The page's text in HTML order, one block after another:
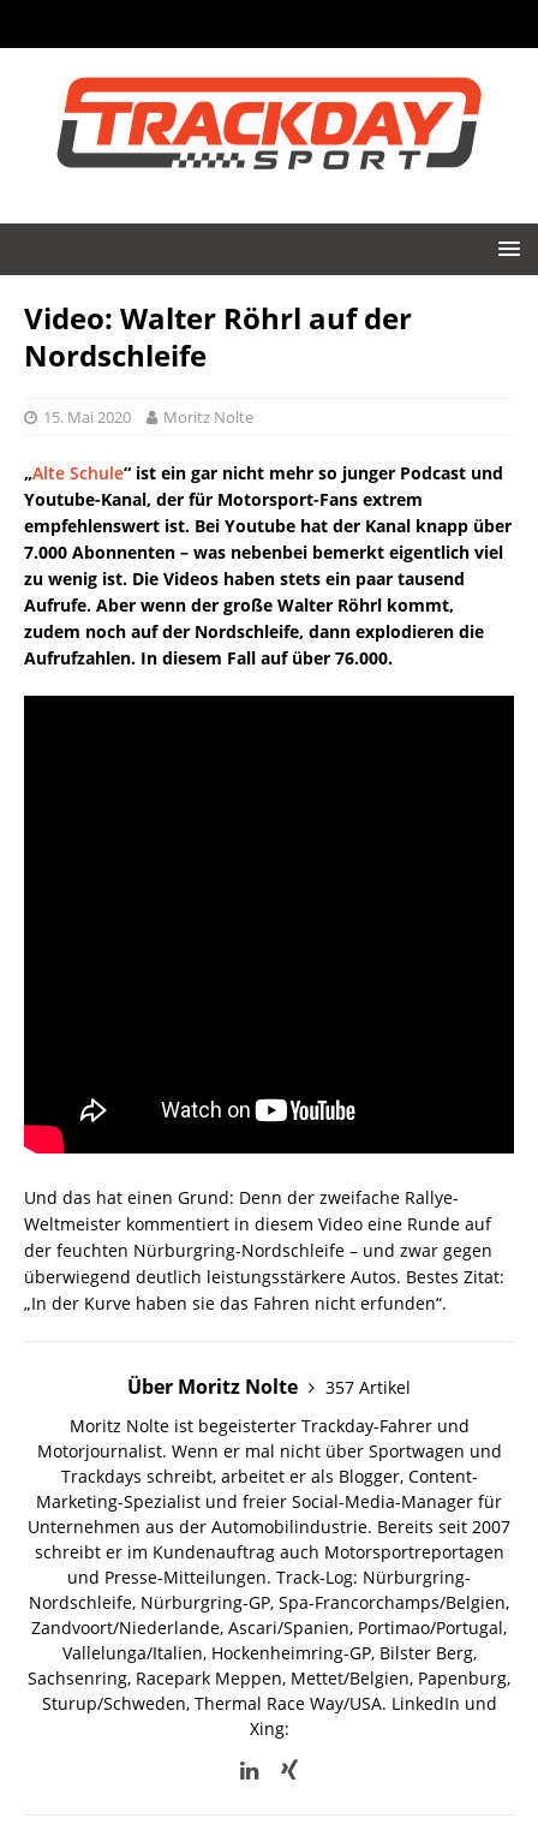
Video: Walter Röhrl auf der
Nordschleife
15. Mai 2020 Moritz Nolte
„Alte Schule“ ist ein gar nicht mehr so junger Podcast und
Youtube-Kanal, der für Motorsport-Fans extrem
empfehlenswert ist. Bei Youtube hat der Kanal knapp über
7.000 Abonnenten – was nebenbei bemerkt eigentlich viel
zu wenig ist. Die Videos haben stets ein paar tausend
Aufrufe. Aber wenn der große Walter Röhrl kommt,
zudem noch auf der Nordschleife, dann explodieren die
Aufrufzahlen. In diesem Fall auf über 76.000.
Und das hat einen Grund: Denn der zweifache Rallye-
Weltmeister kommentiert in diesem Video eine Runde auf
der feuchten Nürburgring-Nordschleife – und zwar gegen
überwiegend deutlich leistungsstärkere Autos. Bestes Zitat:
„In der Kurve haben sie das Fahren nicht erfunden“.
Über Moritz Nolte
357 Artikel
Moritz Nolte ist begeisterter Trackday-Fahrer und
Motorjournalist. Wenn er mal nicht über Sportwagen und
Trackdays schreibt, arbeitet er als Blogger, Content-
Marketing-Spezialist und freier Social-Media-Manager für
Unternehmen aus der Automobilindustrie. Bereits seit 2007
schreibt er im Kundenauftrag auch Motorsportreportagen
und Presse-Mitteilungen. Track-Log: Nürburgring-
Nordschleife, Nürburgring-GP, Spa-Francorchamps/Belgien,
Zandvoort/Niederlande, Ascari/Spanien, Portimao/Portugal,
Vallelunga/Italien, Hockenheimring-GP, Bilster Berg,
Sachsenring, Racepark Meppen, Mettet/Belgien, Papenburg,
Sturup/Schweden, Thermal Race Way/USA. LinkedIn und
Xing: